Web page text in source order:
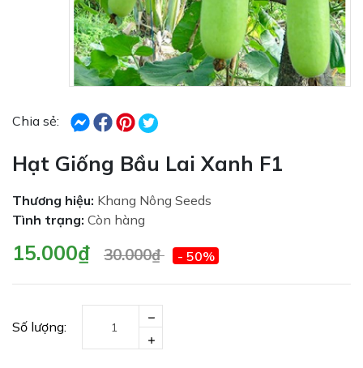
Chia sẻ:
Hạt Giống Bầu Lai Xanh F1
Thương hiệu: Khang Nông Seeds
Tình trạng: Còn hàng
15.000₫ 30.000₫ - 50%
Số lượng: